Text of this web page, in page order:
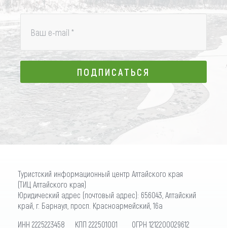
Ваш e-mail *
ПОДПИСАТЬСЯ
ПОДПИСАТЬСЯ
Туристский информационный центр Алтайского края
(ТИЦ Алтайского края)
Юридический адрес (почтовый адрес): 656043, Алтайский
край, г. Барнаул, просп. Красноармейский, 16а
ИНН 2225223458 КПП 222501001 ОГРН 1212200029612